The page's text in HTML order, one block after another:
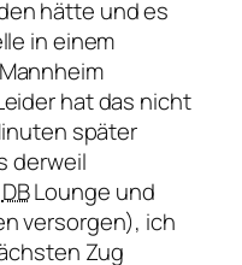
hätte und es
in einem
hat das nicht
später
derweil
DBLounge und
versorgen), ich
Zug